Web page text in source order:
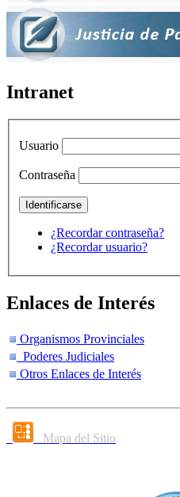
Intranet
Usuario
Contraseña
¿Recordar contraseña?
¿Recordar usuario?
Enlaces de Interés
Organismos Provinciales
Poderes Judiciales
Otros Enlaces de Interés
Mapa del Sitio